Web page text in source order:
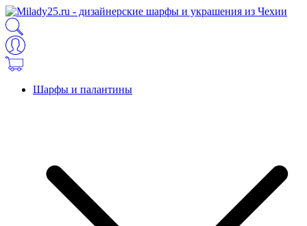
Шарфы и палантины